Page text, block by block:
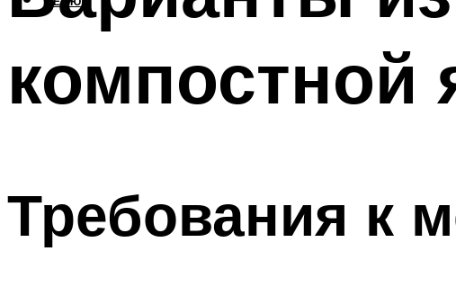
Требования к